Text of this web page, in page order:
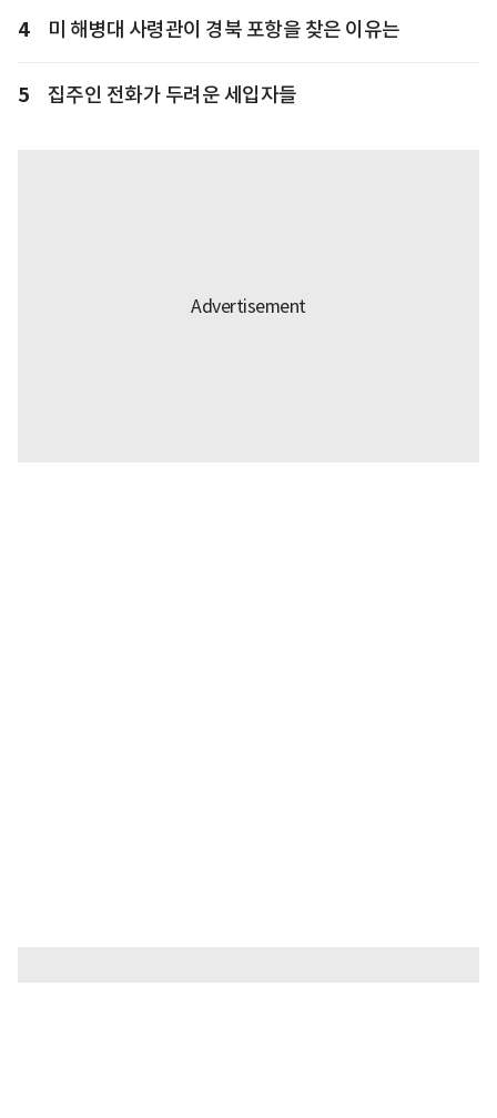
4 미 해병대 사령관이 경북 포항을 찾은 이유는
5 집주인 전화가 두려운 세입자들